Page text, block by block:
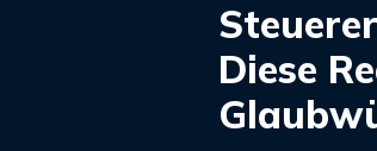
Diese